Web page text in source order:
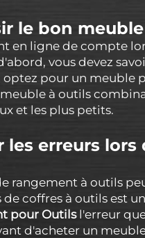
le bon
en ligne de compte
vous devez
pour un meuble
à outils
et les plus petits.
les erreurs
rangement à outils
coffres à outils est
pour Outils l'erreur
d'acheter un